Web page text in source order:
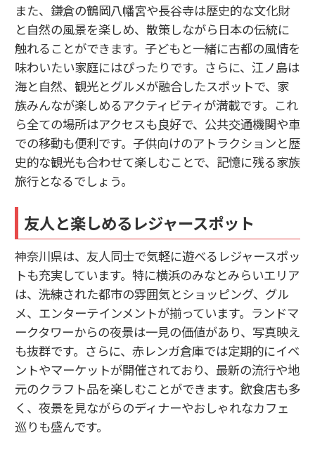
また、鎌倉の鶴岡八幡宮や長谷寺は歴史的な文化財
と自然の風景を楽しめ、散策しながら日本の伝統に
触れることができます。子どもと一緒に古都の風情を
味わいたい家庭にはぴったりです。さらに、江ノ島は
海と自然、観光とグルメが融合したスポットで、家
族みんなが楽しめるアクティビティが満載です。これ
ら全ての場所はアクセスも良好で、公共交通機関や車
での移動も便利です。子供向けのアトラクションと歴
史的な観光も合わせて楽しむことで、記憶に残る家族
旅行となるでしょう。
友人と楽しめるレジャースポット
神奈川県は、友人同士で気軽に遊べるレジャースポッ
トも充実しています。特に横浜のみなとみらいエリア
は、洗練された都市の雰囲気とショッピング、グル
メ、エンターテインメントが揃っています。ランドマ
ークタワーからの夜景は一見の価値があり、写真映え
も抜群です。さらに、赤レンガ倉庫では定期的にイベ
ントやマーケットが開催されており、最新の流行や地
元のクラフト品を楽しむことができます。飲食店も多
く、夜景を見ながらのディナーやおしゃれなカフェ
巡りも盛んです。